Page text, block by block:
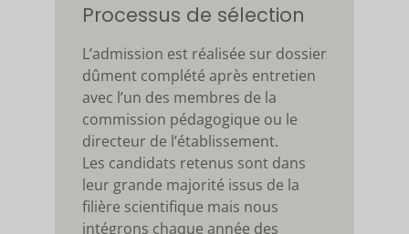
Processus de sélection
L’admission est réalisée sur dossier
dûment complété après entretien
avec l’un des membres de la
commission pédagogique ou le
directeur de l’établissement.
Les candidats retenus sont dans
leur grande majorité issus de la
filière scientifique mais nous
intégrons chaque année des